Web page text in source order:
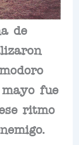
de
fue
ritmo